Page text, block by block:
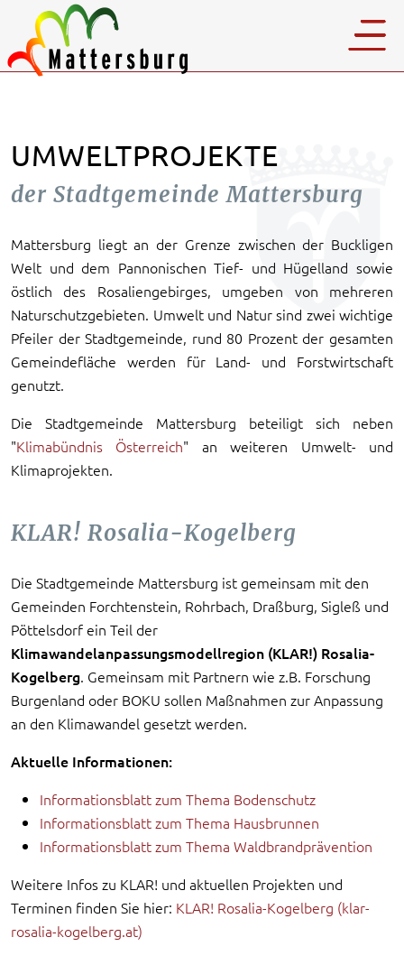
UMWELTPROJEKTE
der Stadtgemeinde Mattersburg
Mattersburg liegt an der Grenze zwischen der Buckligen
Welt und dem Pannonischen Tief- und Hügelland sowie
östlich des Rosaliengebirges, umgeben von mehreren
Naturschutzgebieten. Umwelt und Natur sind zwei wichtige
Pfeiler der Stadtgemeinde, rund 80 Prozent der gesamten
Gemeindefläche werden für Land- und Forstwirtschaft
genutzt.
Die Stadtgemeinde Mattersburg beteiligt sich neben
"Klimabündnis Österreich" an weiteren Umwelt- und
Klimaprojekten.
KLAR! Rosalia-Kogelberg
Die Stadtgemeinde Mattersburg ist gemeinsam mit den
Gemeinden Forchtenstein, Rohrbach, Draßburg, Sigleß und
Pöttelsdorf ein Teil der
Klimawandelanpassungsmodellregion (KLAR!) Rosalia-
Kogelberg. Gemeinsam mit Partnern wie z.B. Forschung
Burgenland oder BOKU sollen Maßnahmen zur Anpassung
an den Klimawandel gesetzt werden.
Aktuelle Informationen:
Informationsblatt zum Thema Bodenschutz
Informationsblatt zum Thema Hausbrunnen
Informationsblatt zum Thema Waldbrandprävention
Weitere Infos zu KLAR! und aktuellen Projekten und
Terminen finden Sie hier: KLAR! Rosalia-Kogelberg (klar-
rosalia-kogelberg.at)